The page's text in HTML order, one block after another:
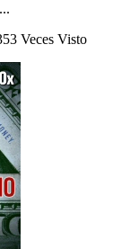
Veces Visto